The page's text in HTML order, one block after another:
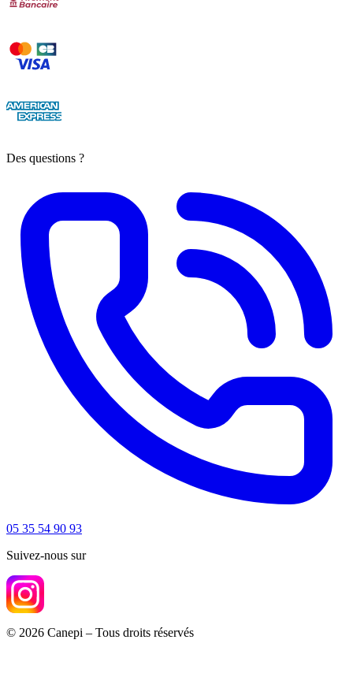
Des questions ?
05 35 54 90 93
Suivez-nous sur
© 2026 Canepi – Tous droits réservés